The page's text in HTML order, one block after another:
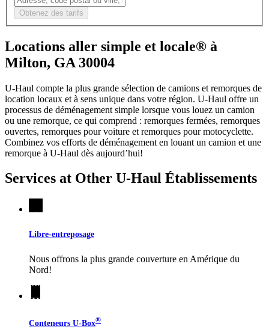
Obtenez des tarifs
Locations aller simple et locale® à
Milton, GA 30004
U-Haul compte la plus grande sélection de camions et remorques de
location locaux et à sens unique dans votre région. U-Haul offre un
processus de déménagement simple lorsque vous louez un camion
ou une remorque, ce qui comprend : remorques fermées, remorques
ouvertes, remorques pour voiture et remorques pour motocyclette.
Combinez vos efforts de déménagement en louant un camion et une
remorque à U-Haul dès aujourd’hui!
Services at Other U-Haul Établissements
Libre-entreposage
Nous offrons la plus grande couverture en Amérique du
Nord!
Conteneurs U-Box®